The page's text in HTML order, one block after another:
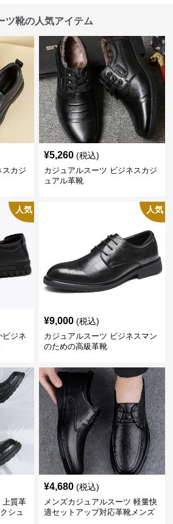
ツ靴の人気アイテム
スカジ
¥5,260 (税込)
カジュアルスーツ ビジネスカジ
ュアル革靴
人気
ビジネ
人気
¥9,000 (税込)
カジュアルスーツ ビジネスマン
のための高級革靴
上質革
シュ
¥4,680 (税込)
メンズカジュアルスーツ 軽量快
適セットアップ対応革靴メンズ